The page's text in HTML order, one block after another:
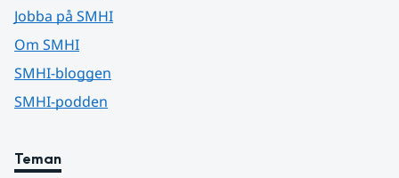
Jobba på SMHI
Om SMHI
SMHI-bloggen
SMHI-podden
Teman